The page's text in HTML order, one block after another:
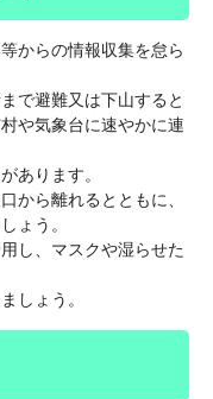
からの情報収集を怠ら
で避難又は下山すると
や気象台に速やかに連
あります。
から離れるとともに、
ょう。
し、マスクや湿らせた
しょう。